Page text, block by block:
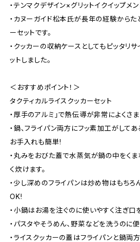
・テンマクデザイン×グリットイクイップメ
・カヌーガイド松本氏が長年の経験からた
ーセットです。
・クッカーの収納ケースとしてもピッタリサ
ットしました。
＜おすすめポイント！＞
タクティカルライスクッカーセット
・厚手のアルミ」で熱伝導が非常によくさ
・鍋、フライパン両方にフッ素加工がして
お手入れも簡単!
・丸みをおびた蓋で水蒸気が鍋の中をくま
く炊けます。
・少し深めのフライパンは炒め物はもちろ
OK!
・小鍋はお湯を注ぐのに使いやすく注ぎ口
・パスタやそうめん、野菜などを洗うのに
・ライスクッカーの蓋はフライパンと鍋両方